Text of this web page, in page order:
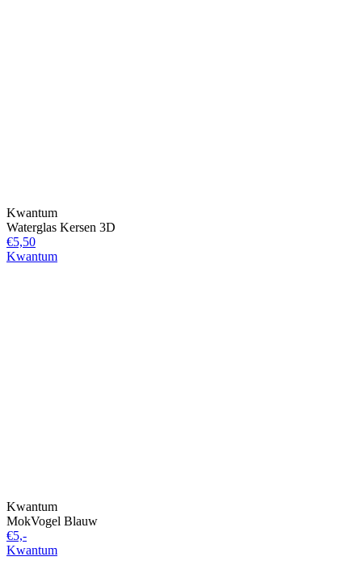
Kwantum
Waterglas Kersen 3D
€5,50
Kwantum
Kwantum
MokVogel Blauw
€5,-
Kwantum